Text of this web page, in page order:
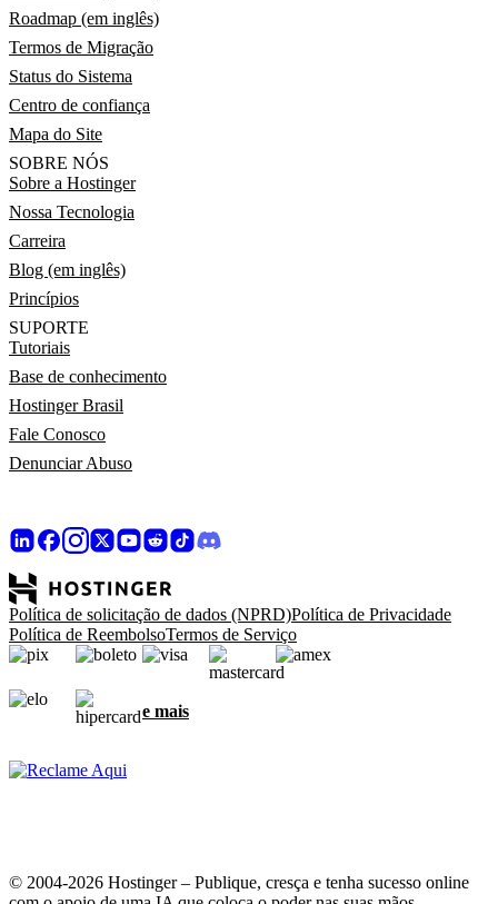
Roadmap (em inglês)
Termos de Migração
Status do Sistema
Centro de confiança
Mapa do Site
SOBRE NÓS
Sobre a Hostinger
Nossa Tecnologia
Carreira
Blog (em inglês)
Princípios
SUPORTE
Tutoriais
Base de conhecimento
Hostinger Brasil
Fale Conosco
Denunciar Abuso
Política de solicitação de dados (NPRD)Política de Privacidade
Política de ReembolsoTermos de Serviço
e mais
© 2004-2026 Hostinger – Publique, cresça e tenha sucesso online